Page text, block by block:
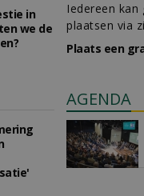
in
we de
Iedereen
plaatsen via
Plaats een
AGENDA